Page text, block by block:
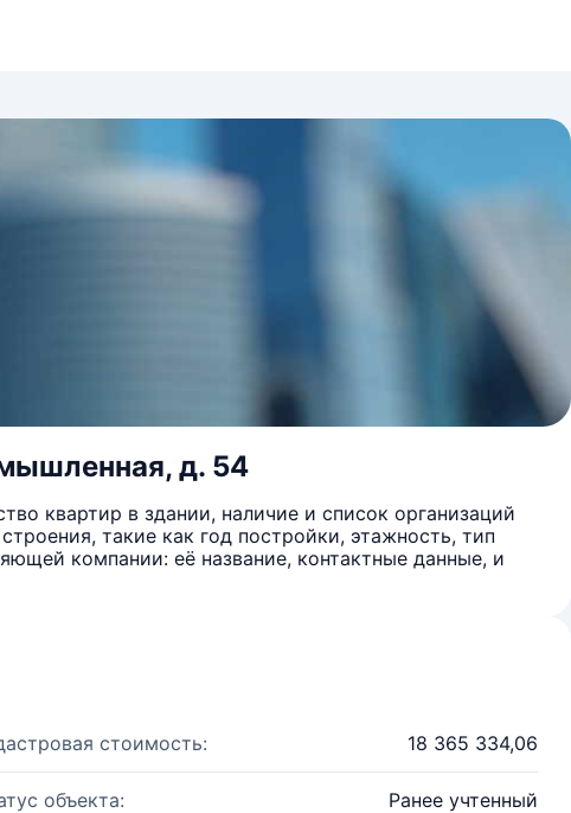
д. 54
квартир в здании, наличие и список организаций
такие как год постройки, этажность, тип
компании: её название, контактные данные, и
стоимость: 18 365 334,06
объекта: Ранее учтенный